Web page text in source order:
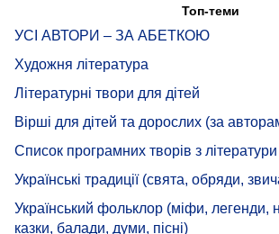
Топ-теми
УСІ АВТОРИ – ЗА АБЕТКОЮ
Художня література
Літературні твори для дітей
Вірші для дітей та дорослих (за
Список програмних творів з літератури
Українські традиції (свята, обряди,
Український фольклор (міфи, легенди,
казки, балади, думи, пісні)